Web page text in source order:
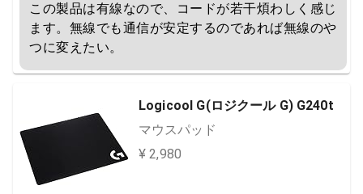
この製品は有線なので、コードが若干煩わしく感じ
ます。無線でも通信が安定するのであれば無線のや
つに変えたい。
Logicool G(ロジクール G) G240t
マウスパッド
¥ 2,980